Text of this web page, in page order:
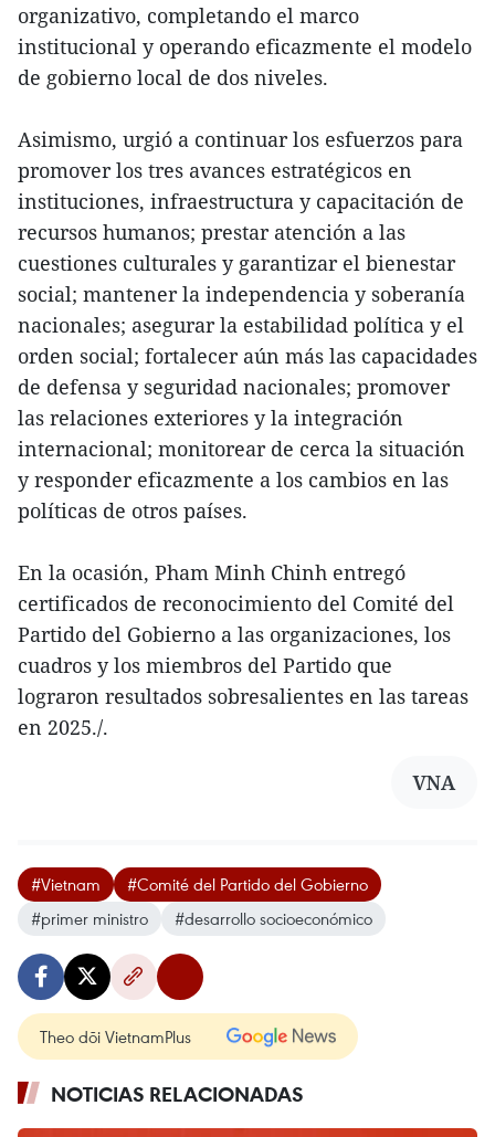
organizativo, completando el marco
institucional y operando eficazmente el modelo
de gobierno local de dos niveles.
Asimismo, urgió a continuar los esfuerzos para
promover los tres avances estratégicos en
instituciones, infraestructura y capacitación de
recursos humanos; prestar atención a las
cuestiones culturales y garantizar el bienestar
social; mantener la independencia y soberanía
nacionales; asegurar la estabilidad política y el
orden social; fortalecer aún más las capacidades
de defensa y seguridad nacionales; promover
las relaciones exteriores y la integración
internacional; monitorear de cerca la situación
y responder eficazmente a los cambios en las
políticas de otros países.
En la ocasión, Pham Minh Chinh entregó
certificados de reconocimiento del Comité del
Partido del Gobierno a las organizaciones, los
cuadros y los miembros del Partido que
lograron resultados sobresalientes en las tareas
en 2025./.
VNA
#Vietnam
#Comité del Partido del Gobierno
#primer ministro
#desarrollo socioeconómico
Theo dõi VietnamPlus
NOTICIAS RELACIONADAS